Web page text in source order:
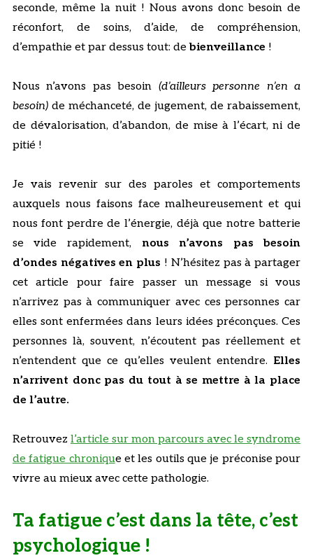
seconde, même la nuit ! Nous avons donc besoin de
réconfort, de soins, d’aide, de compréhension,
d’empathie et par dessus tout: debienveillance !
Nous n’avons pas besoin (d’ailleurs personne n’en a
besoin)de méchanceté, de jugement, de rabaissement,
de dévalorisation, d’abandon, de mise à l’écart, ni de
pitié !
Je vais revenir sur des paroles et comportements
auxquels nous faisons face malheureusement et qui
nous font perdre de l’énergie, déjà que notre batterie
se vide rapidement, nous n’avons pas besoin
d’ondes négatives en plus ! N’hésitez pas à partager
cet article pour faire passer un message si vous
n’arrivez pas à communiquer avec ces personnes car
elles sont enfermées dans leurs idées préconçues. Ces
personnes là, souvent, n’écoutent pas réellement et
n’entendent que ce qu’elles veulent entendre. Elles
n’arrivent donc pas du tout à se mettre à la place
de l’autre.
Retrouvez l’article sur mon parcours avec le syndrome
de fatigue chronique et les outils que je préconise pour
vivre au mieux avec cette pathologie.
Ta fatigue c’est dans la tête, c’est
psychologique !